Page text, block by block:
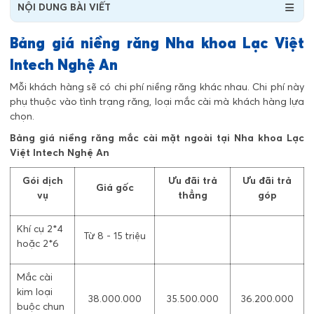
NỘI DUNG BÀI VIẾT
Bảng giá niềng răng Nha khoa Lạc Việt
Intech Nghệ An
Mỗi khách hàng sẽ có chi phí niềng răng khác nhau. Chi phí này
phụ thuộc vào tình trạng răng, loại mắc cài mà khách hàng lựa
chọn.
Bảng giá niềng răng mắc cài mặt ngoài tại Nha khoa Lạc
Việt Intech Nghệ An
Gói dịch
vụ
Giá gốc
Ưu đãi trả
thẳng
Ưu đãi trả
góp
Khí cụ 2*4
hoặc 2*6
Từ 8 - 15 triệu
Mắc cài
kim loại
buộc chun
38.000.000 35.500.000 36.200.000